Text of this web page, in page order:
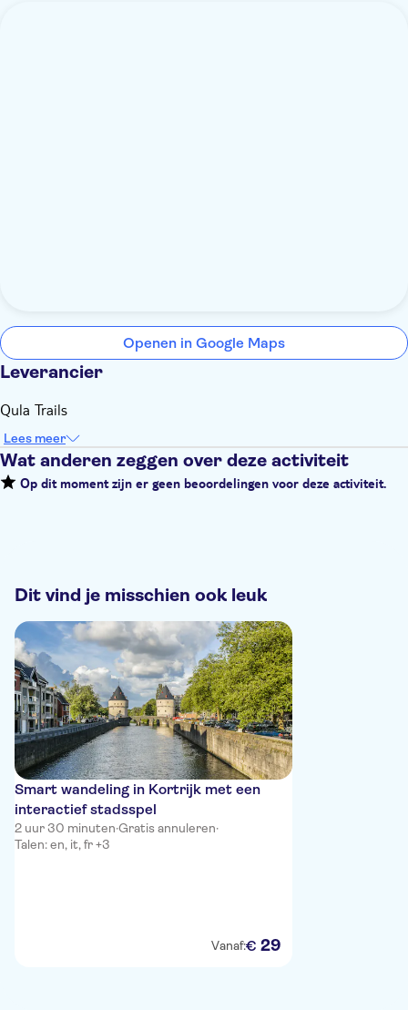
Openen in Google Maps
Leverancier
Qula Trails
Lees meer
Wat anderen zeggen over deze activiteit
Op dit moment zijn er geen beoordelingen voor deze activiteit.
Dit vind je misschien ook leuk
Smart wandeling in Kortrijk met een
interactief stadsspel
2 uur 30 minuten·Gratis annuleren·
Talen: en, it, fr +3
Vanaf:€ 29